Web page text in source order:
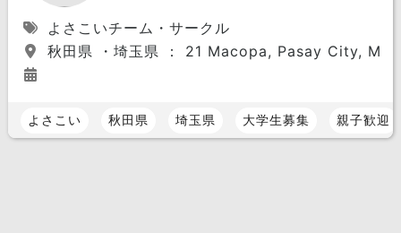
よさこいチーム・サークル
秋田県 ・埼玉県 ： 21 Macopa, Pasay City,
よさこい 秋田県 埼玉県 大学生募集 親子歓迎